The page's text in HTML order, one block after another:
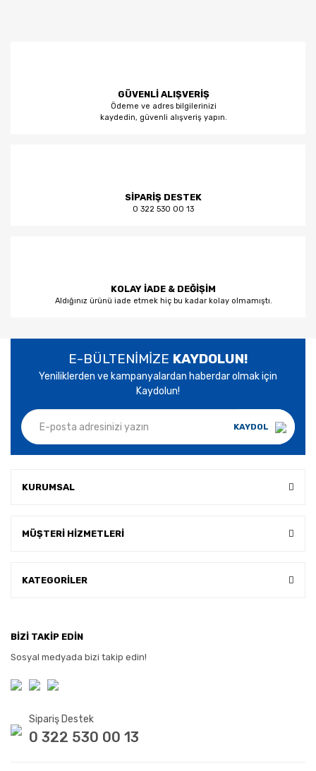
GÜVENLİ ALIŞVERİŞ
Ödeme ve adres bilgilerinizi
kaydedin, güvenli alışveriş yapın.
SİPARİŞ DESTEK
0 322 530 00 13
KOLAY İADE & DEĞİŞİM
Aldığınız ürünü iade etmek hiç bu kadar kolay olmamıştı.
E-BÜLTENİMİZE KAYDOLUN!
Yeniliklerden ve kampanyalardan haberdar olmak için
Kaydolun!
KAYDOL
KURUMSAL
MÜŞTERİ HİZMETLERİ
KATEGORİLER
BİZİ TAKİP EDİN
Sosyal medyada bizi takip edin!
Sipariş Destek
0 322 530 00 13